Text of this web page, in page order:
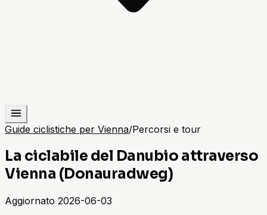
Guide ciclistiche per Vienna/Percorsi e tour
La ciclabile del Danubio attraverso
Vienna (Donauradweg)
Aggiornato 2026-06-03